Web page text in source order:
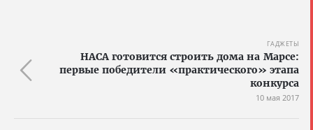
ГАДЖЕТЫ
НАСА готовится строить дома на Марсе:
первые победители «практического» этапа
конкурса
10 мая 2017